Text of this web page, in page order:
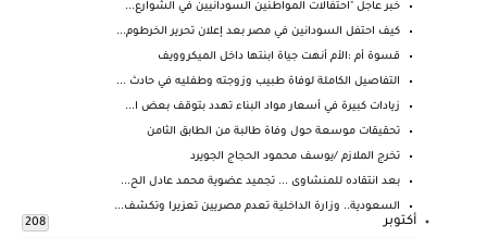
خبر عاجل "احتفالات المواطنين السودانيين في الشوارع...
كيف احتفل السودانين في مصر بعد إعلان تحرير الخرطوم...
قسوة أم :الأم أنهت جياة ابنتها داخل الميكروويف
التفاصيل الكاملة لوفاة طبيب وزوجته وطفليه في حادث ...
زيادات كبيرة في أسعار مواد البناء تهدد بتوقف بعض ا...
تحقيقات موسعة حول وفاة طالبة من الطابق الثامن
تخرج الملازم /يوسف محمود الحجاج الجويرد
بعد انتقاده للمنشاوى ... تجميد عضوية محمد عادل الح...
السعودية.. وزارة الداخلية تعدم مصريين تعزيرا وتكشف...
أكتوبر 208